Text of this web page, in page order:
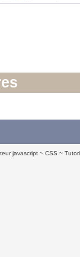
javascript CSS